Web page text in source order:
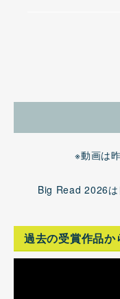
※動画は
Big Read 2026は
過去の受賞作品か